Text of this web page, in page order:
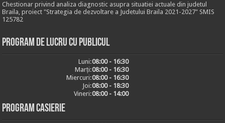
Chestionar privind analiza diagnostic asupra situatiei actuale din judetul
Braila, proiect "Strategia de dezvoltare a Judetului Braila 2021-2027" SMIS
125782
Program de lucru cu publicul
Luni:08:00 - 16:30
Marți:08:00 - 16:30
Miercuri:08:00 - 16:30
Joi:08:00 - 18:30
Vineri:08:00 - 14:00
Program casierie